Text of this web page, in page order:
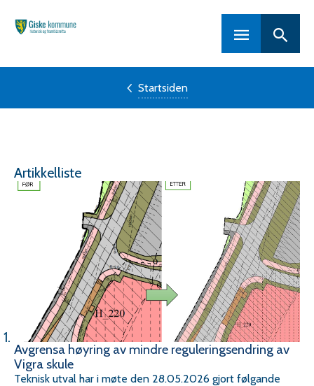
Startsiden
Artikkelliste
Avgrensa høyring av mindre reguleringsendring av
Vigra skule
Teknisk utval har i møte den 28.05.2026 gjort følgande